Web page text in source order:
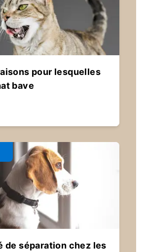
pour lesquelles
bave
de séparation chez les